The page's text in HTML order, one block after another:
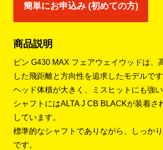
簡単にお申込み (初めての方)
商品説明
ピン G430 MAX フェアウェイウッドは
した飛距離と方向性を追求したモデルで
ヘッド体積が大きく、ミスヒットにも強
シャフトにはALTA J CB BLACKが装着
しています。
標準的なシャフトでありながら、しっか
です。